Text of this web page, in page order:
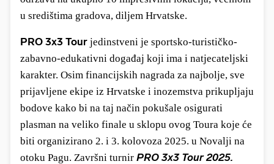
u središtima gradova, diljem Hrvatske.
PRO 3x3 Tour jedinstveni je sportsko-turističko-
zabavno-edukativni događaj koji ima i natjecateljski
karakter. Osim financijskih nagrada za najbolje, sve
prijavljene ekipe iz Hrvatske i inozemstva prikupljaju
bodove kako bi na taj način pokušale osigurati
plasman na veliko finale u sklopu ovog Toura koje će
biti organizirano 2. i 3. kolovoza 2025. u Novalji na
otoku Pagu. Završni turnir PRO 3x3 Tour 2025.